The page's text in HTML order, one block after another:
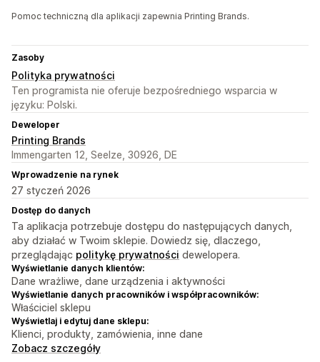
Pomoc techniczną dla aplikacji zapewnia Printing Brands.
Zasoby
Polityka prywatności
Ten programista nie oferuje bezpośredniego wsparcia w
języku: Polski.
Deweloper
Printing Brands
Immengarten 12, Seelze, 30926, DE
Wprowadzenie na rynek
27 styczeń 2026
Dostęp do danych
Ta aplikacja potrzebuje dostępu do następujących danych,
aby działać w Twoim sklepie. Dowiedz się, dlaczego,
przeglądając politykę prywatności dewelopera.
Wyświetlanie danych klientów:
Dane wrażliwe, dane urządzenia i aktywności
Wyświetlanie danych pracowników i współpracowników:
Właściciel sklepu
Wyświetlaj i edytuj dane sklepu:
Klienci, produkty, zamówienia, inne dane
Zobacz szczegóły